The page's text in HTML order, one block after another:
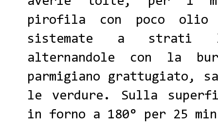
pirofila con poco olio
sistemate a strati
alternandole con la
parmigiano grattugiato,
le verdure. Sulla
in forno a 180° per 25